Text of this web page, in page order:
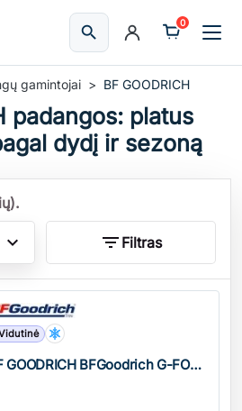
searchIeškoti
0
gamintojai BF GOODRICH
padangos: platus
dydį ir sezoną
expand_more filter_list Filtras
BF GOODRICH BFGoodrich G-FORCE WINTER2